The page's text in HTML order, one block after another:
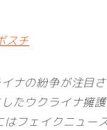
スチ
ナの紛争が注目
たウクライナ擁
フェイクニュー